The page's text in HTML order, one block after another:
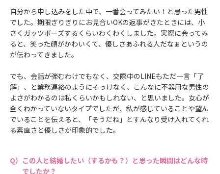
自分から申し込みをした中で、一番会ってみたい！と思った男性
でした。期限ぎりぎりにお見合いOKの返事がきたときには、小
さくガッツポーズするくらいわくわくしました。実際に会ってみ
ると、笑った顔がかわいくて、優しさあふれる人だなぁというの
が伝わってきました。
でも、会話が弾むわけでもなく、交際中のLINEもただ一言「了
解」、と業務連絡のようにそっけなく、こんなに不器用な男性の
よさがわかるのは私くらいかもしれない、と思いました。女心が
全くわかっていないタイプでしたが、私が感じていることや望ん
でいることを伝えると、「そうだね」とすんなり受け入れてくれ
る素直さと優しさが印象的でした。
この人と結婚したい（するかも？）と思った瞬間はどんな時
でしたか？